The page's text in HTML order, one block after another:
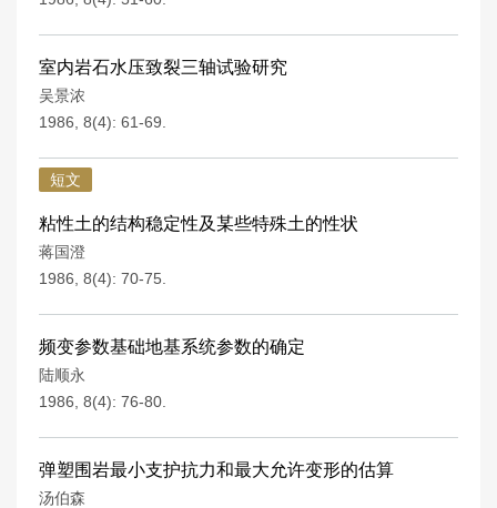
室内岩石水压致裂三轴试验研究
吴景浓
1986, 8(4): 61-69.
短文
粘性土的结构稳定性及某些特殊土的性状
蒋国澄
1986, 8(4): 70-75.
频变参数基础地基系统参数的确定
陆顺永
1986, 8(4): 76-80.
弹塑围岩最小支护抗力和最大允许变形的估算
汤伯森